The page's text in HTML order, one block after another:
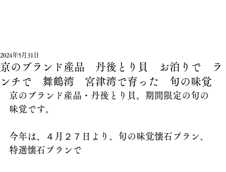
京のブランド産品 丹後とり貝 お泊りで ラ
ンチで 舞鶴湾 宮津湾で育った 旬の味覚
2024年5月31日
京のブランド産品・丹後とり貝。期間限定の旬の
味覚です。
今年は、４月２７日より、旬の味覚懐石プラン、
特選懐石プランで